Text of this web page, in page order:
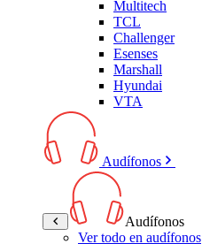
Multitech
TCL
Challenger
Esenses
Marshall
Hyundai
VTA
Audífonos
Audífonos
Ver todo en audífonos